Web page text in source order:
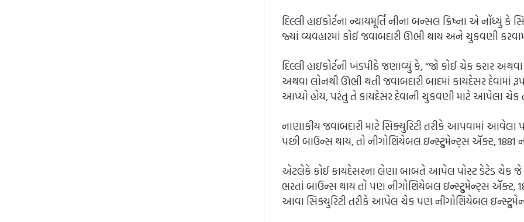
દિલ્લી હાઇકોર્ટના ન્યાયમૂર્તિ નીના બન્સલ ક્રિષ્ના એ
જ્યાં વ્યવહારમાં કોઈ જવાબદારી ઊભી થાય અને ચુકવણી
દિલ્લી હાઇકોર્ટની ખંડપીઠે જણાવ્યું કે, “જો કોઈ ચેક કરાર
અથવા લોનથી ઊભી થતી જવાબદારી બાદમાં કાયદેસર દેવામાં
આપ્યો હોય, પરંતુ તે કાયદેસર દેવાની ચુકવણી માટે આપેલા
નાણાકીય જવાબદારી માટે સિક્યુરિટી તરીકે આપવામાં આવેલા
પછી બાઉન્સ થાય, તો નીગોશિયેબલ ઇન્સ્ટ્રુમેન્ટ્સ ઍક્ટ, 1881
એટલેકે કોઈ કાયદેસરના લેણા બાબતે આપેલ પોસ્ટ ડેટેડ ચેક
ભરતાં બાઉન્સ થાય તો પણ નીગોશિયેબલ ઇન્સ્ટ્રુમેન્ટ્સ ઍક્ટ,
આવા સિક્યુરિટી તરીકે આપેલ ચેક પણ નીગોશિયેબલ